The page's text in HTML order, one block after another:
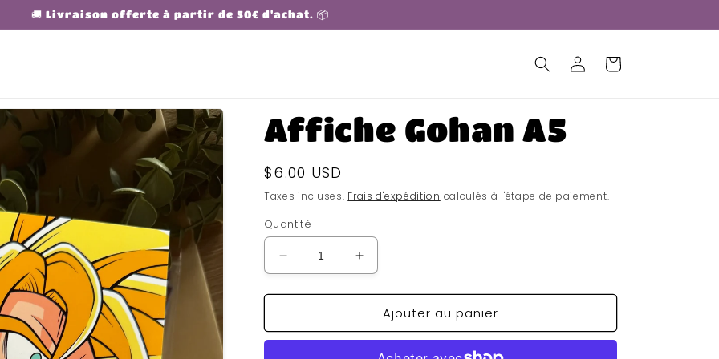
🚚 Livraison offerte à partir de 50€ d'achat. 📦
ConnexionPanier
Affiche Gohan A5
Prix
habituel
$6.00 USD
Taxes incluses. Frais d'expédition calculés à l'étape de paiement.
Quantité
Réduire
la
quantité
Affiche
Augmenter
la
quantité
Affiche
Ajouter au panier